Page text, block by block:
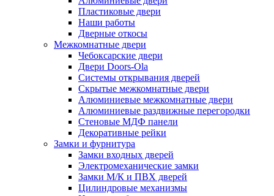
Пластиковые двери
Наши работы
Дверные откосы
Межкомнатные двери
Чебоксарские двери
Двери Doors-Ola
Системы открывания дверей
Скрытые межкомнатные двери
Алюминиевые межкомнатные двери
Алюминиевые раздвижные перегородки
Стеновые МДФ панели
Декоративные рейки
Замки и фурнитура
Замки входных дверей
Электромеханические замки
Замки М/К и ПВХ дверей
Цилиндровые механизмы